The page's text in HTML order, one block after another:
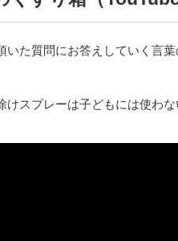
いた質問にお答えしていく言葉
けスプレーは子どもには使わな